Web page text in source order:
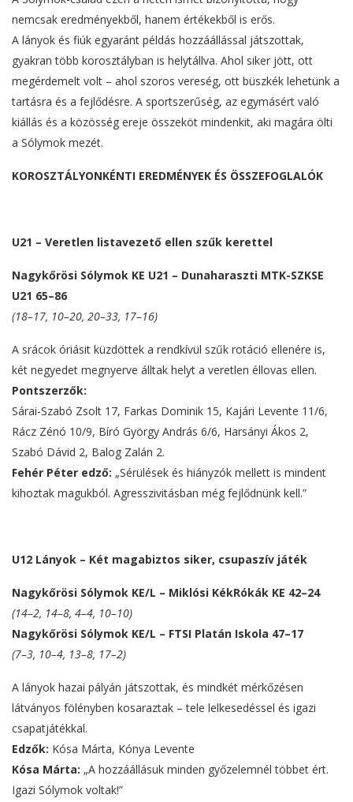
nemcsak eredményekből, hanem értékekből is erős.
A lányok és fiúk egyaránt példás hozzáállással játszottak,
gyakran több korosztályban is helytállva. Ahol siker jött, ott
megérdemelt volt – ahol szoros vereség, ott büszkék lehetünk a
tartásra és a fejlődésre. A sportszerűség, az egymásért való
kiállás és a közösség ereje összeköt mindenkit, aki magára ölti
a Sólymok mezét.
KOROSZTÁLYONKÉNTI EREDMÉNYEK ÉS ÖSSZEFOGLALÓK
U21 – Veretlen listavezető ellen szűk kerettel
Nagykőrösi Sólymok KE U21 – Dunaharaszti MTK-SZKSE
U21 65–86
(18–17, 10–20, 20–33, 17–16)
A srácok óriásit küzdöttek a rendkívül szűk rotáció ellenére is,
két negyedet megnyerve álltak helyt a veretlen éllovas ellen.
Pontszerzők:
Sárai-Szabó Zsolt 17, Farkas Dominik 15, Kajári Levente 11/6,
Rácz Zénó 10/9, Bíró György András 6/6, Harsányi Ákos 2,
Szabó Dávid 2, Balog Zalán 2.
Fehér Péter edző: „Sérülések és hiányzók mellett is mindent
kihoztak magukból. Agresszivitásban még fejlődnünk kell.”
U12 Lányok – Két magabiztos siker, csupaszív játék
Nagykőrösi Sólymok KE/L – Miklósi KékRókák KE 42–24
(14–2, 14–8, 4–4, 10–10)
Nagykőrösi Sólymok KE/L – FTSI Platán Iskola 47–17
(7–3, 10–4, 13–8, 17–2)
A lányok hazai pályán játszottak, és mindkét mérkőzésen
látványos fölényben kosaraztak – tele lelkesedéssel és igazi
csapatjátékkal.
Edzők: Kósa Márta, Kónya Levente
Kósa Márta: „A hozzáállásuk minden győzelemnél többet ért.
Igazi Sólymok voltak!”